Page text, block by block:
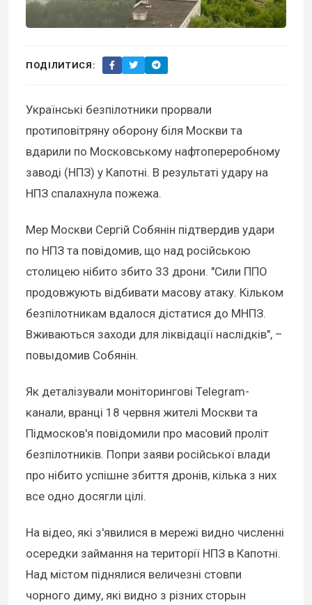
ПОДІЛИТИСЯ:
Українські безпілотники прорвали
протиповітряну оборону біля Москви та
вдарили по Московському нафтопереробному
заводі (НПЗ) у Капотні. В результаті удару на
НПЗ спалахнула пожежа.
Мер Москви Сергій Собянін підтвердив удари
по НПЗ та повідомив, що над російською
столицею нібито збито 33 дрони. "Сили ППО
продовжують відбивати масову атаку. Кільком
безпілотникам вдалося дістатися до МНПЗ.
Вживаються заходи для ліквідації наслідків", –
повыдомив Собянін.
Як деталізували моніторингові Telegram-
канали, вранці 18 червня жителі Москви та
Підмосков'я повідомили про масовий проліт
безпілотників. Попри заяви російської влади
про нібито успішне збиття дронів, кілька з них
все одно досягли цілі.
На відео, які з'явилися в мережі видно численні
осередки займання на території НПЗ в Капотні.
Над містом піднялися величезні стовпи
чорного диму, які видно з різних сторын